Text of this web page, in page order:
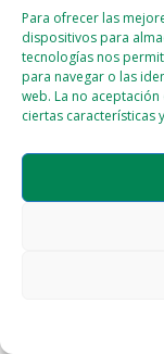
Para ofrecer las
dispositivos para
tecnologías nos
para navegar o las
web. La no
ciertas características